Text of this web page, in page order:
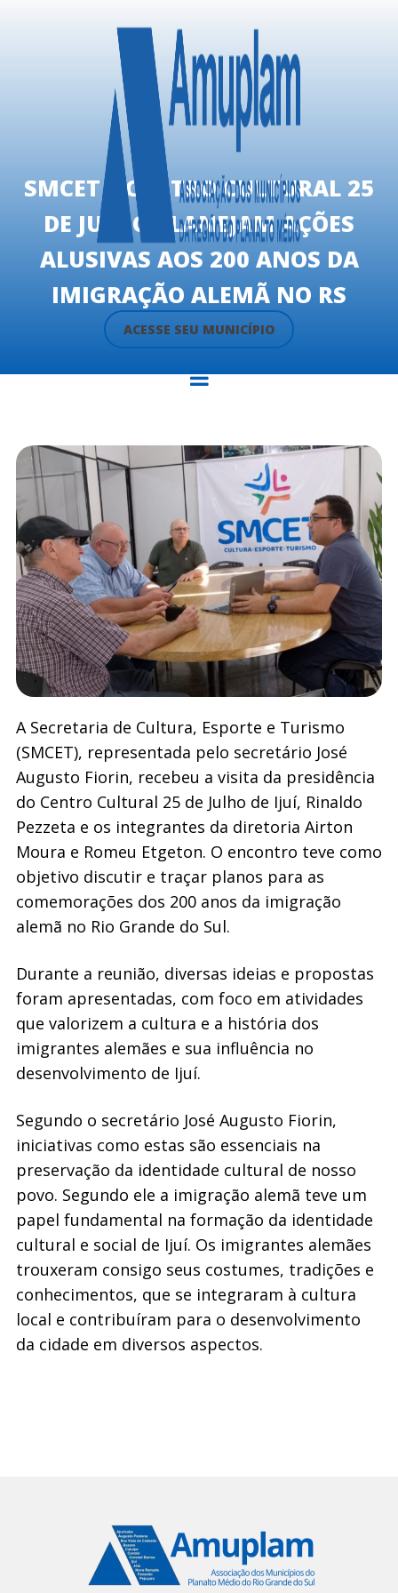
ACESSE SEU MUNICÍPIO
SMCET E CENTRO CULTURAL 25
DE JULHO PLANEJAM AÇÕES
ALUSIVAS AOS 200 ANOS DA
IMIGRAÇÃO ALEMÃ NO RS
A Secretaria de Cultura, Esporte e Turismo
(SMCET), representada pelo secretário José
Augusto Fiorin, recebeu a visita da presidência
do Centro Cultural 25 de Julho de Ijuí, Rinaldo
Pezzeta e os integrantes da diretoria Airton
Moura e Romeu Etgeton. O encontro teve como
objetivo discutir e traçar planos para as
comemorações dos 200 anos da imigração
alemã no Rio Grande do Sul.
Durante a reunião, diversas ideias e propostas
foram apresentadas, com foco em atividades
que valorizem a cultura e a história dos
imigrantes alemães e sua influência no
desenvolvimento de Ijuí.
Segundo o secretário José Augusto Fiorin,
iniciativas como estas são essenciais na
preservação da identidade cultural de nosso
povo. Segundo ele a imigração alemã teve um
papel fundamental na formação da identidade
cultural e social de Ijuí. Os imigrantes alemães
trouxeram consigo seus costumes, tradições e
conhecimentos, que se integraram à cultura
local e contribuíram para o desenvolvimento
da cidade em diversos aspectos.